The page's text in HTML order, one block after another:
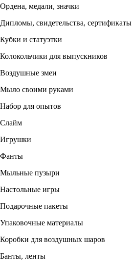
Ордена, медали, значки
Дипломы, свидетельства, сертификаты
Кубки и статуэтки
Колокольчики для выпускников
Воздушные змеи
Мыло своими руками
Набор для опытов
Слайм
Игрушки
Фанты
Мыльные пузыри
Настольные игры
Подарочные пакеты
Упаковочные материалы
Коробки для воздушных шаров
Банты, ленты